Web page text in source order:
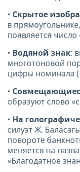
• Скрытое
в
появляется число
• Водяной знак:
многотоновой
цифры номинала
•
образуют слово
• На
силуэт Ж.
повороте
меняется на
«Благодатное